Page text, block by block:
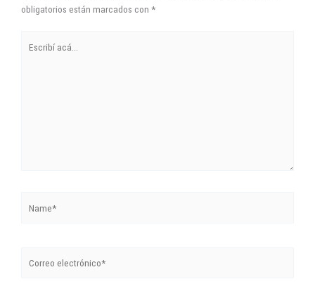
obligatorios están marcados con *
acá...
electrónico*